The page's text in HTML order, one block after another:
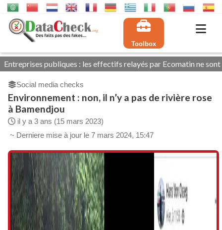
Toolbox
publiques : les effectifs relayés par Ecomatin ne sont pas tous
Social media checks
Environnement : non, il n’y a pas de rivière rose
à Bamendjou
il y a 3 ans (15 mars 2023)
~ Derniere mise à jour le 7 mars 2024, 15:47